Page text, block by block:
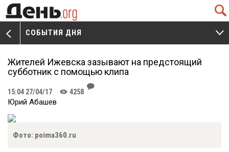
Q
V
СОБЫТИЯ ДНЯ
W
Жителей Ижевска зазывают на предстоящий
субботник с помощью клипа
15:04 27/04/17 K 4258
J
Юрий Абашев
Фото: poima360.ru